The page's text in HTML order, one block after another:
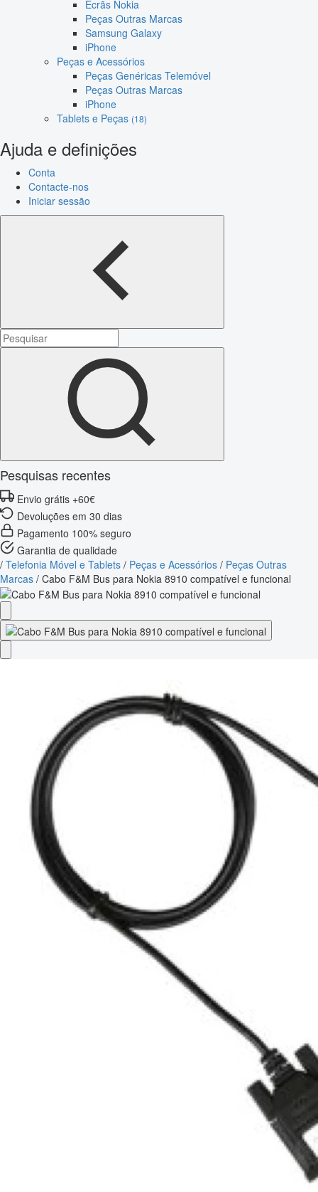
Ecrãs Nokia
Peças Outras Marcas
Samsung Galaxy
iPhone
Peças e Acessórios
Peças Genéricas Telemóvel
Peças Outras Marcas
iPhone
Tablets e Peças (18)
Ajuda e definições
Conta
Contacte-nos
Iniciar sessão
Pesquisas recentes
Envio grátis +60€
Devoluções em 30 dias
Pagamento 100% seguro
Garantia de qualidade
/ Telefonia Móvel e Tablets / Peças e Acessórios / Peças Outras
Marcas / Cabo F&M Bus para Nokia 8910 compatível e funcional